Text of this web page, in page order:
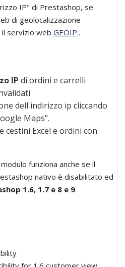
IP" di Prestashop, se
di geolocalizzazione
servizio web GEOIP..
IP di ordini e carrelli
dell'indirizzo ip cliccando
Maps".
cestini Excel e ordini con
funziona anche se il
nativo è disabilitato ed
1.6, 1.7 e 8 e 9.